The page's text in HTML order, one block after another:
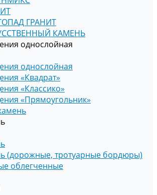
ГРАНИТ
КАМЕНЬ
однослойная
однослойная
«Квадрат»
«Классико»
«Прямоугольник»
(дорожные, тротуарные бордюры)
облегченные